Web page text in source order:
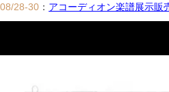
08/28-30 ： アコーディオン楽譜展示販